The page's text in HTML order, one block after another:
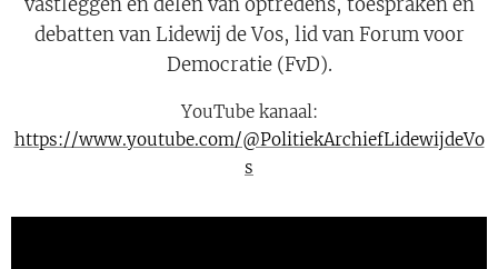
vastleggen en delen van optredens, toespraken en
debatten van Lidewij de Vos, lid van Forum voor
Democratie (FvD).
YouTube kanaal:
https://www.youtube.com/@PolitiekArchiefLidewijdeVo
s